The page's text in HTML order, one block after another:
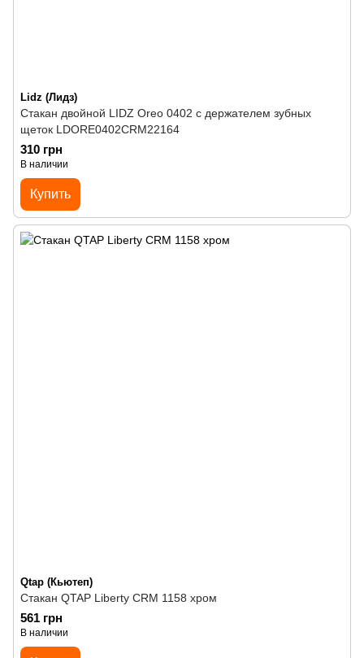
Lidz (Лидз)
Стакан двойной LIDZ Oreo 0402 с держателем зубных
щеток LDORE0402CRM22164
310 грн
В наличии
Купить
Qtap (Кьютеп)
Стакан QTAP Liberty CRM 1158 хром
561 грн
В наличии